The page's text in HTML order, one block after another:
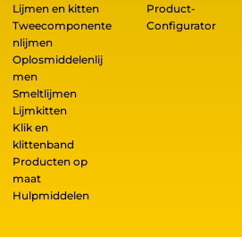
Lijmen en kitten
Tweecomponente
nlijmen
Oplosmiddelenlij
men
Smeltlijmen
Lijmkitten
Klik en
klittenband
Producten op
maat
Hulpmiddelen
Product-
Configurator